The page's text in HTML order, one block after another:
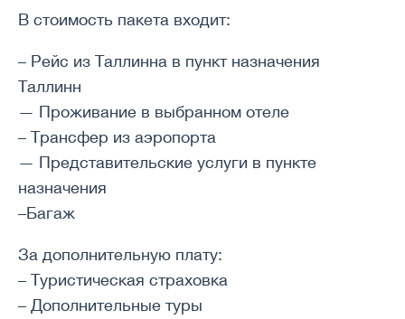
В стоимость пакета входит:
– Рейс из Таллинна в пункт назначения
Таллинн
— Проживание в выбранном отеле
– Трансфер из аэропорта
— Представительские услуги в пункте
назначения
–Багаж
За дополнительную плату:
– Туристическая страховка
– Дополнительные туры